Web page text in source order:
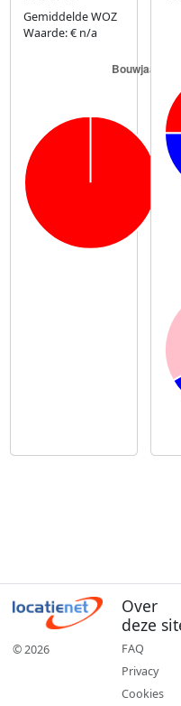
Gemiddelde WOZ
Waarde: € n/a
© 2026
Over
deze
FAQ
Privacy
Cookies